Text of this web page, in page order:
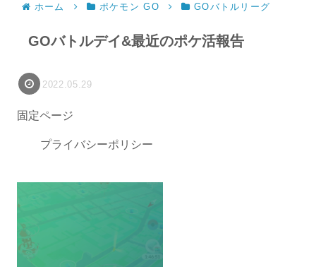
ホーム ポケモン GO GOバトルリーグ
GOバトルデイ&最近のポケ活報告
2022.05.29
固定ページ
プライバシーポリシー